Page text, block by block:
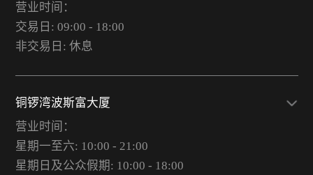
营业时间：
交易日: 09:00 - 18:00
非交易日: 休息
铜锣湾波斯富大厦
营业时间：
星期一至六: 10:00 - 21:00
星期日及公众假期: 10:00 - 18:00